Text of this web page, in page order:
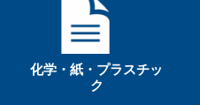
化学・紙・プラスチッ
ク